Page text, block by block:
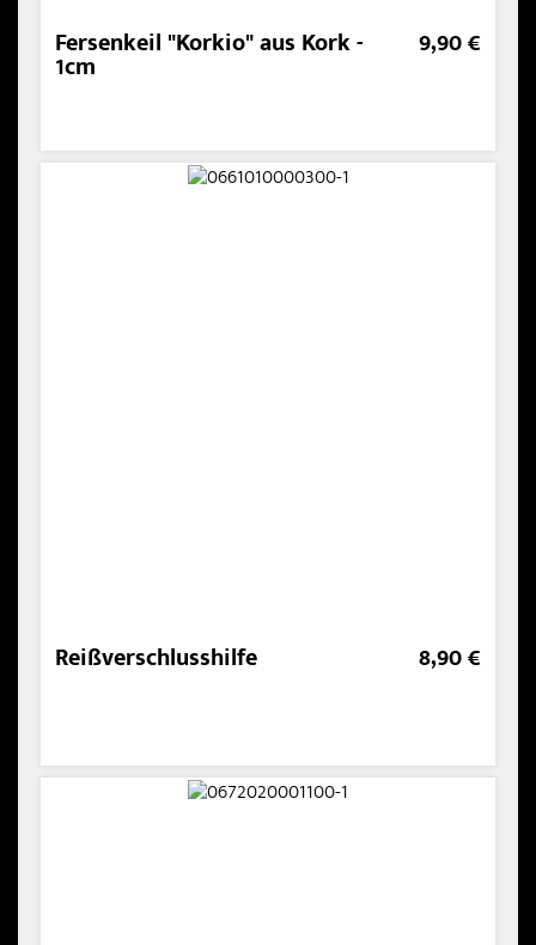
Fersenkeil "Korkio" aus Kork -
1cm
9,90 €
Reißverschlusshilfe 8,90 €